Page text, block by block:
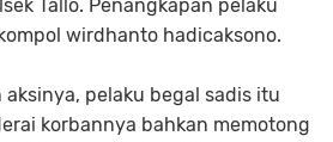
Tallo. Penangkapan pelaku
wirdhanto hadicaksono.
aksinya, pelaku begal sadis itu
korbannya bahkan memotong